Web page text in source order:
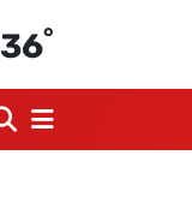
36°